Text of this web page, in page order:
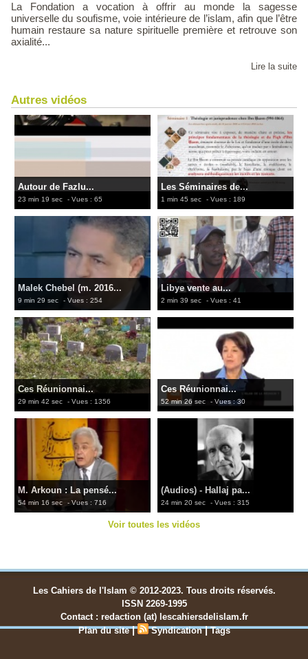
La Fondation a vocation à offrir au monde la sagesse
universelle du soufisme, voie intérieure de l’islam, afin que l’être
humain restaure sa nature spirituelle première et retrouve son
axialité...
Lire la suite
Autres vidéos
Autour de Fazlu...
23 min 19 sec - Vues : 65
Les Séminaires de...
1 min 45 sec - Vues : 189
Malek Chebel (m. 2016...
9 min 29 sec - Vues : 254
Libye vente au...
2 min 39 sec - Vues : 41
Ces Réunionnai...
29 min 42 sec - Vues : 1356
Ces Réunionnai...
52 min 26 sec - Vues : 30
M. Arkoun : La pensé...
54 min 16 sec - Vues : 716
(Audios) - Hallaj pa...
24 min 20 sec - Vues : 315
Voir toutes les vidéos
Les Cahiers de l'Islam © 2012-2023. Tous droits réservés.
ISSN 2269-1995
Contact : redaction (at) lescahiersdelislam.fr
Plan du site | Syndication |Tags